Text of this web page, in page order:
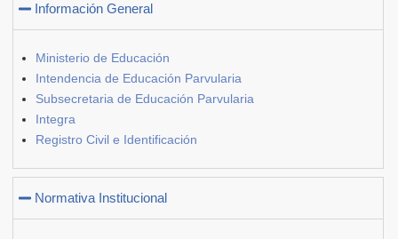
Información General
Ministerio de Educación
Intendencia de Educación Parvularia
Subsecretaria de Educación Parvularia
Integra
Registro Civil e Identificación
Normativa Institucional